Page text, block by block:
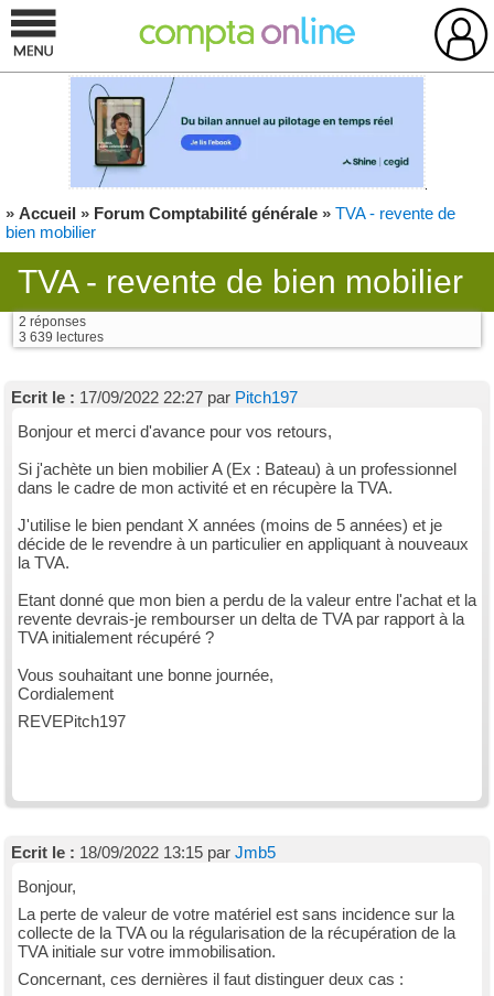
» Accueil » Forum Comptabilité générale » TVA - revente de
bien mobilier
TVA - revente de bien mobilier
2 réponses
3 639 lectures
Ecrit le : 17/09/2022 22:27 par Pitch197
Bonjour et merci d'avance pour vos retours,
Si j'achète un bien mobilier A (Ex : Bateau) à un professionnel
dans le cadre de mon activité et en récupère la TVA.
J'utilise le bien pendant X années (moins de 5 années) et je
décide de le revendre à un particulier en appliquant à nouveaux
la TVA.
Etant donné que mon bien a perdu de la valeur entre l'achat et la
revente devrais-je rembourser un delta de TVA par rapport à la
TVA initialement récupéré ?
Vous souhaitant une bonne journée,
Cordialement
REVEPitch197
Ecrit le : 18/09/2022 13:15 par Jmb5
Bonjour,
La perte de valeur de votre matériel est sans incidence sur la
collecte de la TVA ou la régularisation de la récupération de la
TVA initiale sur votre immobilisation.
Concernant, ces dernières il faut distinguer deux cas :